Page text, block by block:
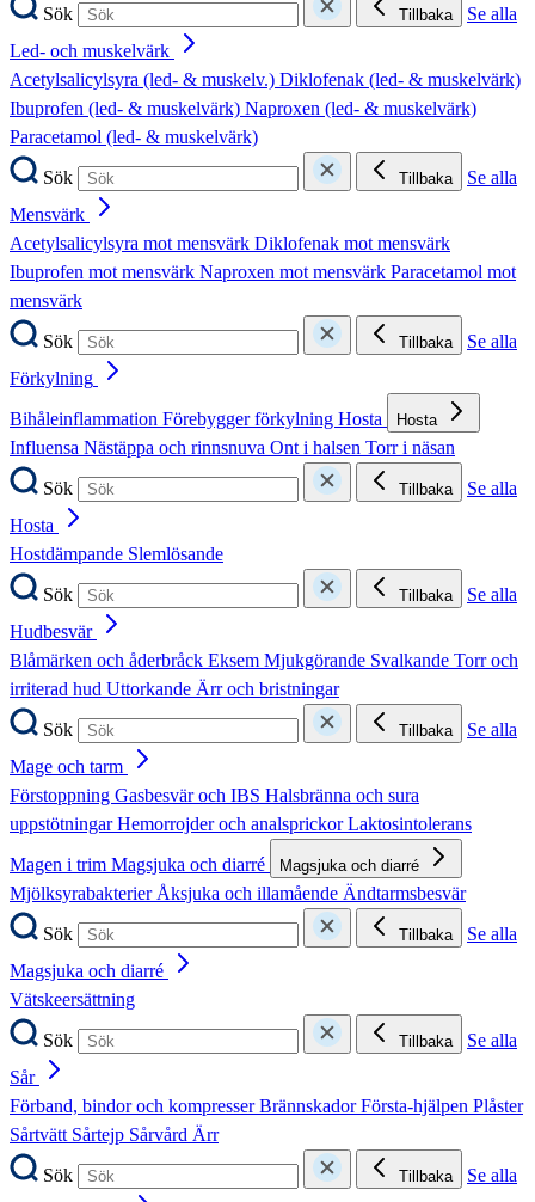
Sök
Tillbaka
Se alla
Led- och muskelvärk
Acetylsalicylsyra (led- & muskelv.) Diklofenak (led- & muskelvärk)
Ibuprofen (led- & muskelvärk) Naproxen (led- & muskelvärk)
Paracetamol (led- & muskelvärk)
Sök
Tillbaka
Se alla
Mensvärk
Acetylsalicylsyra mot mensvärk Diklofenak mot mensvärk
Ibuprofen mot mensvärk Naproxen mot mensvärk Paracetamol mot
mensvärk
Sök
Tillbaka
Se alla
Förkylning
Bihåleinflammation Förebygger förkylning Hosta Hosta
Influensa Nästäppa och rinnsnuva Ont i halsen Torr i näsan
Sök
Tillbaka
Se alla
Hosta
Hostdämpande Slemlösande
Sök
Tillbaka
Se alla
Hudbesvär
Blåmärken och åderbråck Eksem Mjukgörande Svalkande Torr och
irriterad hud Uttorkande Ärr och bristningar
Sök
Tillbaka
Se alla
Mage och tarm
Förstoppning Gasbesvär och IBS Halsbränna och sura
uppstötningarHemorrojder och analsprickorLaktosintolerans
Magen i trim Magsjuka och diarré Magsjuka och diarré
MjölksyrabakterierÅksjuka och illamående Ändtarmsbesvär
Sök
Tillbaka
Se alla
Magsjuka och diarré
Vätskeersättning
Sök
Tillbaka
Se alla
Sår
Förband, bindor och kompresserBrännskadorFörsta-hjälpen Plåster
Sårtvätt Sårtejp Sårvård Ärr
Sök
Tillbaka Se alla